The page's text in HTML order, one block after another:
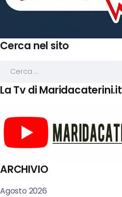
Cerca nel sito
La Tv di Maridacaterini.it
ARCHIVIO
Agosto 2026